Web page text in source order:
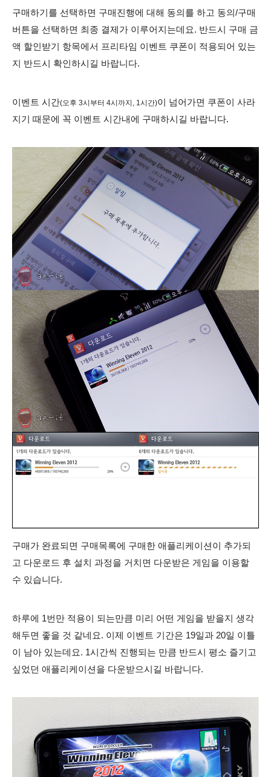
구매하기를 선택하면 구매진행에 대해 동의를 하고 동의/구매
버튼을 선택하면 최종 결제가 이루어지는데요. 반드시 구매 금
액 할인받기 항목에서 프리타임 이벤트 쿠폰이 적용되어 있는
지 반드시 확인하시길 바랍니다.
이벤트 시간(오후 3시부터 4시까지, 1시간)이 넘어가면 쿠폰이 사라
지기 때문에 꼭 이벤트 시간내에 구매하시길 바랍니다.
구매가 완료되면 구매목록에 구매한 애플리케이션이 추가되
고 다운로드 후 설치 과정을 거치면 다운받은 게임을 이용할
수 있습니다.
하루에 1번만 적용이 되는만큼 미리 어떤 게임을 받을지 생각
해두면 좋을 것 같네요. 이제 이벤트 기간은 19일과 20일 이틀
이 남아 있는데요. 1시간씩 진행되는 만큼 반드시 평소 즐기고
싶었던 애플리케이션을 다운받으시길 바랍니다.